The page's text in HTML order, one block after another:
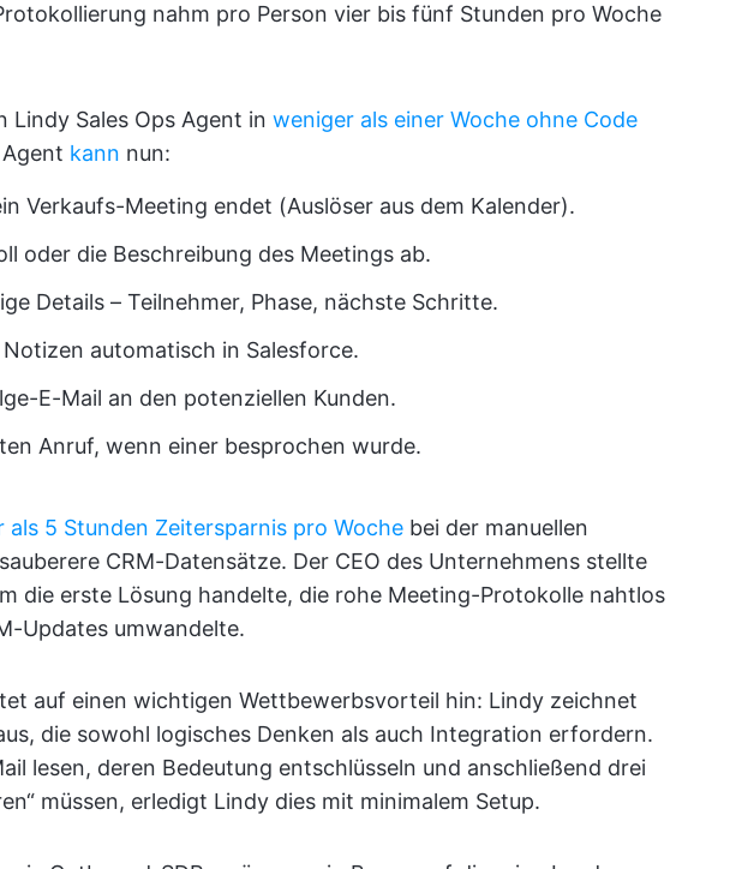
nahm pro Person vier bis fünf Stunden pro Woche
Lindy Sales Ops Agent in weniger als einer Woche ohne Code
kann nun:
Verkaufs-Meeting endet (Auslöser aus dem Kalender).
oder die Beschreibung des Meetings ab.
Details – Teilnehmer, Phase, nächste Schritte.
automatisch in Salesforce.
E-Mail an den potenziellen Kunden.
Anruf, wenn einer besprochen wurde.
als 5 Stunden Zeitersparnis pro Woche bei der manuellen
CRM-Datensätze. Der CEO des Unternehmens stellte
die erste Lösung handelte, die rohe Meeting-Protokolle nahtlos
Updates umwandelte.
auf einen wichtigen Wettbewerbsvorteil hin: Lindy zeichnet
die sowohl logisches Denken als auch Integration erfordern.
lesen, deren Bedeutung entschlüsseln und anschließend drei
müssen, erledigt Lindy dies mit minimalem Setup.